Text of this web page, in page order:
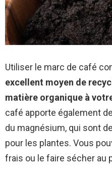
Utiliser le marc de café
excellent moyen de
matière organique à
café apporte également
du magnésium, qui sont
pour les plantes. Vous
frais ou le faire sécher au